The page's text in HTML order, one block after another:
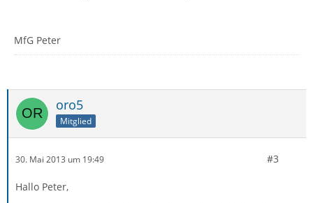
MfG Peter
oro5
Mitglied
30. Mai 2013 um 19:49 #3
Hallo Peter,